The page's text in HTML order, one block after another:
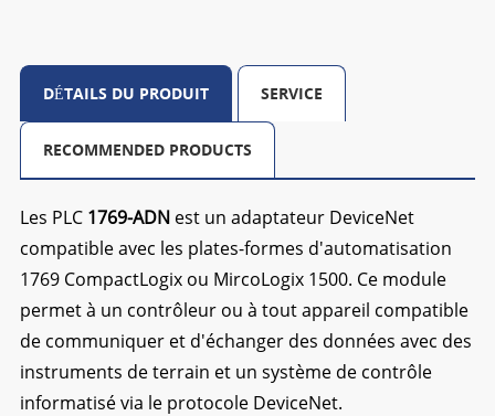
DÉTAILS DU PRODUIT SERVICE
RECOMMENDED PRODUCTS
Les PLC 1769-ADNest un adaptateur DeviceNet
compatible avec les plates-formes d'automatisation
1769 CompactLogix ou MircoLogix 1500. Ce module
permet à un contrôleur ou à tout appareil compatible
de communiquer et d'échanger des données avec des
instruments de terrain et un système de contrôle
informatisé via le protocole DeviceNet.